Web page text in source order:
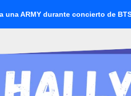
durante concierto de BTS